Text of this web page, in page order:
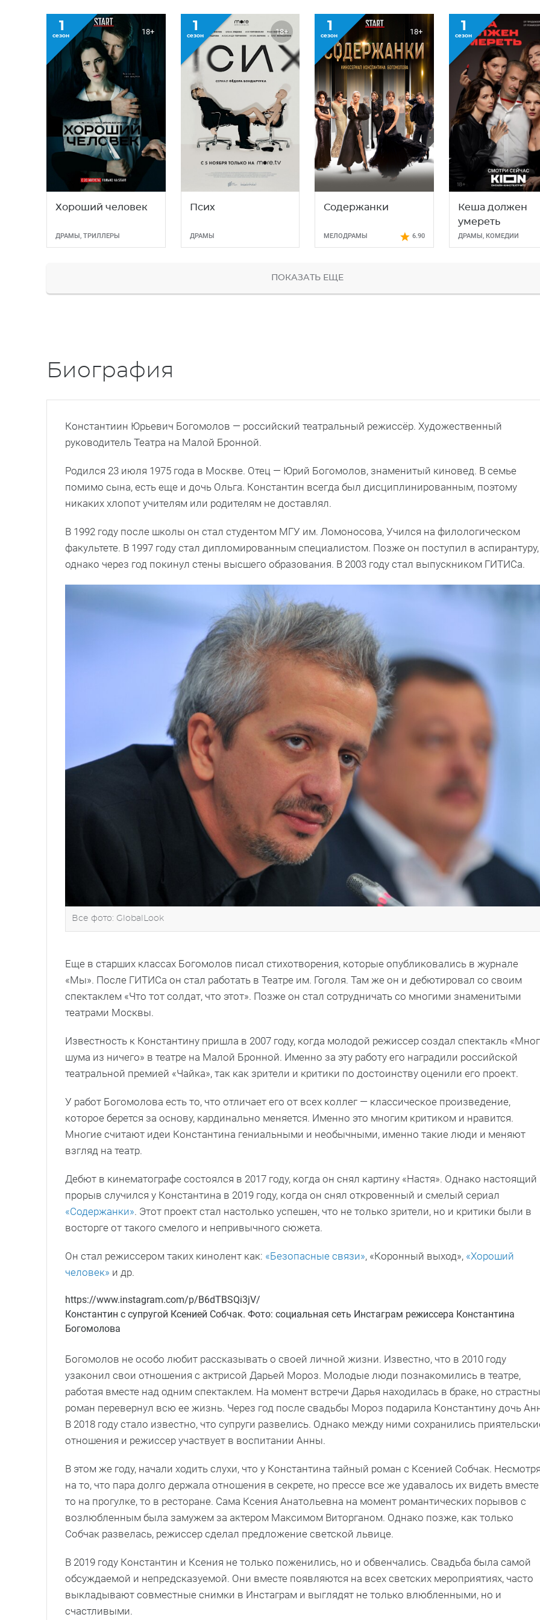
1
сезон 18+
Хороший человек
ДРАМЫ , ТРИЛЛЕРЫ
1
сезон 18+
Псих
ДРАМЫ
1
сезон 18+
Содержанки
МЕЛОДРАМЫ 6.90
1
сезон
Кеша должен
умереть
ДРАМЫ , КОМЕДИИ
ПОКАЗАТЬ ЕЩЕ
Биография
Константиин Юрьевич Богомолов — российский театральный режиссёр. Художественный
руководитель Театра на Малой Бронной.
Родился 23 июля 1975 года в Москве. Отец — Юрий Богомолов, знаменитый киновед. В семье
помимо сына, есть еще и дочь Ольга. Константин всегда был дисциплинированным, поэтому
никаких хлопот учителям или родителям не доставлял.
В 1992 году после школы он стал студентом МГУ им. Ломоносова, Учился на филологическом
факультете. В 1997 году стал дипломированным специалистом. Позже он поступил в аспирантуру,
однако через год покинул стены высшего образования. В 2003 году стал выпускником ГИТИСа.
Все фото: GlobalLook
Еще в старших классах Богомолов писал стихотворения, которые опубликовались в журнале
«Мы». После ГИТИСа он стал работать в Театре им. Гоголя. Там же он и дебютировал со своим
спектаклем «Что тот солдат, что этот». Позже он стал сотрудничать со многими знаменитыми
театрами Москвы.
Известность к Константину пришла в 2007 году, когда молодой режиссер создал спектакль
шума из ничего» в театре на Малой Бронной. Именно за эту работу его наградили российской
театральной премией «Чайка», так как зрители и критики по достоинству оценили его проект.
У работ Богомолова есть то, что отличает его от всех коллег — классическое произведение,
которое берется за основу, кардинально меняется. Именно это многим критиком и нравится.
Многие считают идеи Константина гениальными и необычными, именно такие люди и меняют
взгляд на театр.
Дебют в кинематографе состоялся в 2017 году, когда он снял картину «Настя». Однако настоящий
прорыв случился у Константина в 2019 году, когда он снял откровенный и смелый сериал
«Содержанки». Этот проект стал настолько успешен, что не только зрители, но и критики были в
восторге от такого смелого и непривычного сюжета.
Он стал режиссером таких кинолент как: «Безопасные связи», «Коронный выход», «Хороший
человек» и др.
https://www.instagram.com/p/B6dTBSQi3jV/
Константин с супругой Ксенией Собчак. Фото: социальная сеть Инстаграм режиссера Константина
Богомолова
Богомолов не особо любит рассказывать о своей личной жизни. Известно, что в 2010 году
узаконил свои отношения с актрисой Дарьей Мороз. Молодые люди познакомились в театре,
работая вместе над одним спектаклем. На момент встречи Дарья находилась в браке, но
роман перевернул всю ее жизнь. Через год после свадьбы Мороз подарила Константину дочь
В 2018 году стало известно, что супруги развелись. Однако между ними сохранились
отношения и режиссер участвует в воспитании Анны.
В этом же году, начали ходить слухи, что у Константина тайный роман с Ксенией Собчак.
на то, что пара долго держала отношения в секрете, но прессе все же удавалось их видеть вместе
то на прогулке, то в ресторане. Сама Ксения Анатольевна на момент романтических порывов с
возлюбленным была замужем за актером Максимом Виторганом. Однако позже, как только
Собчак развелась, режиссер сделал предложение светской львице.
В 2019 году Константин и Ксения не только поженились, но и обвенчались. Свадьба была самой
обсуждаемой и непредсказуемой. Они вместе появляются на всех светских мероприятиях, часто
выкладывают совместные снимки в Инстаграм и выглядят не только влюбленными, но и
счастливыми.